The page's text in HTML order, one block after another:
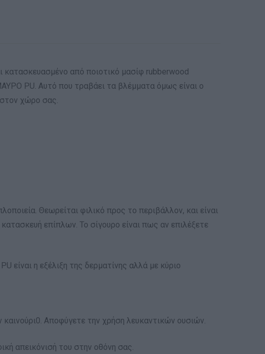
από ποιοτικό μασίφ rubberwood
PU. Αυτό που τραβάει τα βλέμματα όμως είναι ο
στον χώρο σας.
Θεωρείται φιλικό προς το περιβάλλον, και είναι
επίπλων. Το σίγουρο είναι πως αν επιλέξετε
είναι η εξέλιξη της δερματίνης αλλά με κύριο
Αποφύγετε την χρήση λευκαντικών ουσιών.
απεικόνισή του στην οθόνη σας.